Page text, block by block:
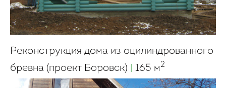
Реконструкция дома из оцилиндрованного
бревна (проект Боровск)
165 м2